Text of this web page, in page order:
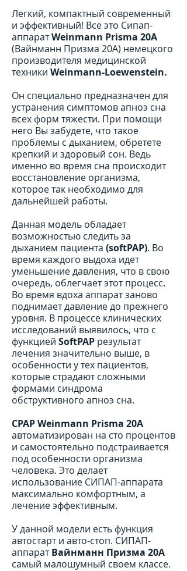
Легкий, компактный современный
и эффективный! Все это Сипап-
аппаратWeinmann Prisma 20A
(Вайнманн Призма 20А) немецкого
производителя медицинской
техники Weinmann-Loewenstein.
Он специально предназначен для
устранения симптомов апноэ сна
всех форм тяжести. При помощи
него Вы забудете, что такое
проблемы с дыханием, обретете
крепкий и здоровый сон. Ведь
именно во время сна происходит
восстановление организма,
которое так необходимо для
дальнейшей работы.
Данная модель обладает
возможностью следить за
дыханием пациента (softPAP). Во
время каждого выдоха идет
уменьшение давления, что в свою
очередь, облегчает этот процесс.
Во время вдоха аппарат заново
поднимает давление до прежнего
уровня. В процессе клинических
исследований выявилось, что с
функцией SoftPAP результат
лечения значительно выше, в
особенности у тех пациентов,
которые страдают сложными
формами синдрома
обструктивного апноэ сна.
CPAP Weinmann Prisma 20A
автоматизирован на сто процентов
и самостоятельно подстраивается
под особенности организма
человека. Это делает
использование СИПАП-аппарата
максимально комфортным, а
лечение эффективным.
У данной модели есть функция
автостарт и авто-стоп. СИПАП-
аппаратВайнманн Призма 20А
самый малошумный своем классе.